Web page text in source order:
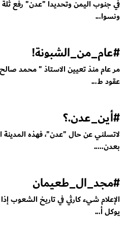
في جنوب اليمن وتحديدا "عدن" رفع
ونسوا...
#عام_من_الشبونة!
مر عام منذ تعيين الاستاذ " محمد
عقود ط...
#أين_عدن.؟
لاتسلني عن حال "عدن"، فهذه المدينة
بعدن.....
#مجد_ال_طعيمان
الإعلام شيء كارثي في تاريخ الشعوب
يوكل أ...